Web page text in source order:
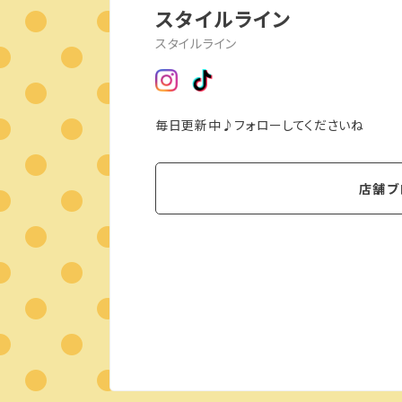
スタイルライン
スタイルライン
毎日更新中♪フォローしてくださいね
店舗